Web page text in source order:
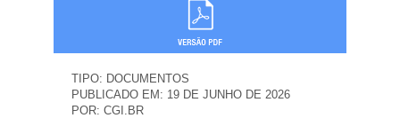
TIPO: DOCUMENTOS
PUBLICADO EM: 19 DE JUNHO DE 2026
POR: CGI.BR